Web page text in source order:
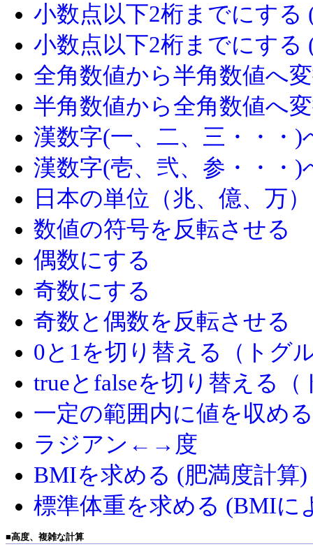
小数点以下2桁までにする
小数点以下2桁までにする
全角数値から半角数値へ
半角数値から全角数値へ
漢数字(一、二、三・・・)
漢数字(壱、弐、参・・・)
日本の単位（兆、億、万
数値の符号を反転させる
偶数にする
奇数にする
奇数と偶数を反転させる
0と1を切り替える（トグ
trueとfalseを切り替える
一定の範囲内に値を収める
ラジアン←→度
BMIを求める (肥満度計算)
標準体重を求める (BMIに
■高度、複雑な計算